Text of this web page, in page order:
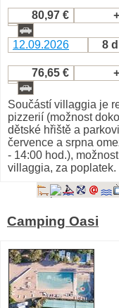
80,97 €
12.09.2026 8
76,65 €
Součástí villaggia je
pizzerií (možnost
dětské hřiště a
července a srpna
- 14:00 hod.),
villaggia, za poplatek.
Camping Oasi